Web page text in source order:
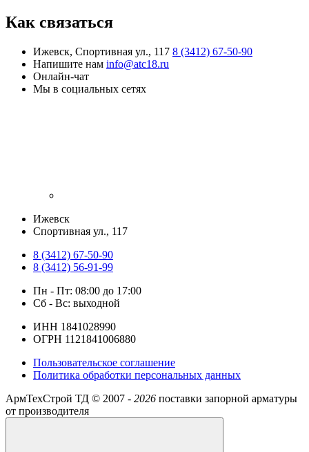
Как связаться
Ижевск, Спортивная ул., 117 8 (3412) 67-50-90
Напишите нам info@atc18.ru
Онлайн-чат
Мы в социальных сетях
Ижевск
​Спортивная ул., 117
8 (3412) 67-50-90
8 (3412) 56-91-99
Пн - Пт: 08:00 до 17:00
Сб - Вс: выходной
ИНН 1841028990
ОГРН 1121841006880
Пользовательское соглашение
Политика обработки персональных данных
АрмТехСтрой ТД © 2007 - 2026 поставки запорной арматуры
от производителя